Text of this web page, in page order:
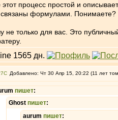
этот процесс простой и
связаны формулами. Понимаете?
не только для вас. Это
Добавлено: Чт 30 Апр 15, 20:22 (11 лет
пишет:
Ghost пишет:
aurum пишет: